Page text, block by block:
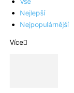
Nejlepší
Nejpopulárnější
Více